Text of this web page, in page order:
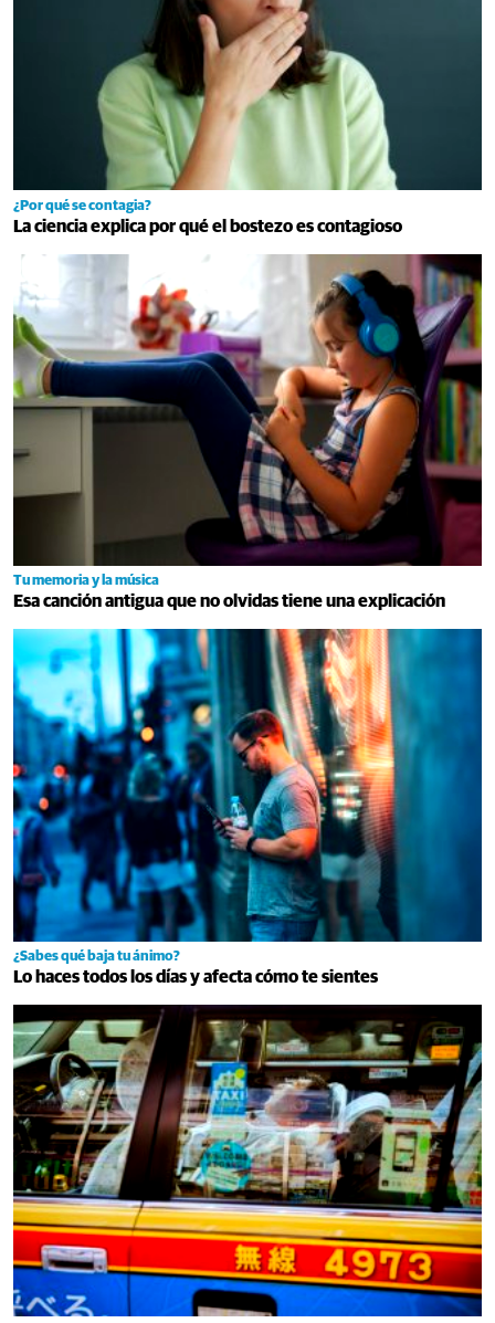
¿Por qué se contagia?
La ciencia explica por qué el bostezo es contagioso
Tu memoria y la música
Esa canción antigua que no olvidas tiene una explicación
¿Sabes qué baja tu ánimo?
Lo haces todos los días y afecta cómo te sientes